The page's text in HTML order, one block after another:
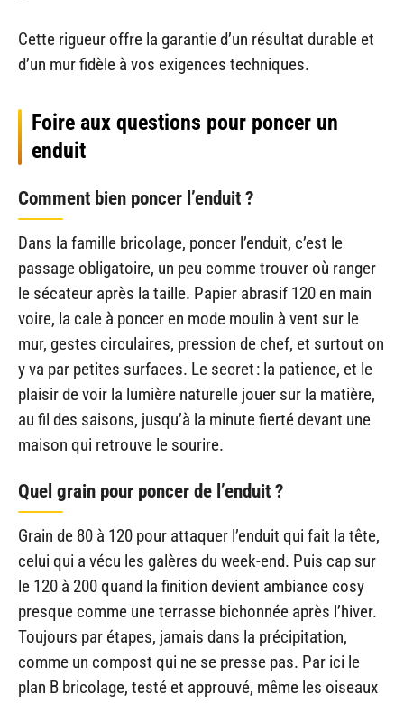
Cette rigueur offre la garantie d’un résultat durable et
d’un mur fidèle à vos exigences techniques.
Foire aux questions pour poncer un
enduit
Comment bien poncer l’enduit ?
Dans la famille bricolage, poncer l’enduit, c’est le
passage obligatoire, un peu comme trouver où ranger
le sécateur après la taille. Papier abrasif 120 en main
voire, la cale à poncer en mode moulin à vent sur le
mur, gestes circulaires, pression de chef, et surtout on
y va par petites surfaces. Le secret : la patience, et le
plaisir de voir la lumière naturelle jouer sur la matière,
au fil des saisons, jusqu’à la minute fierté devant une
maison qui retrouve le sourire.
Quel grain pour poncer de l’enduit ?
Grain de 80 à 120 pour attaquer l’enduit qui fait la tête,
celui qui a vécu les galères du week-end. Puis cap sur
le 120 à 200 quand la finition devient ambiance cosy
presque comme une terrasse bichonnée après l’hiver.
Toujours par étapes, jamais dans la précipitation,
comme un compost qui ne se presse pas. Par ici le
plan B bricolage, testé et approuvé, même les oiseaux